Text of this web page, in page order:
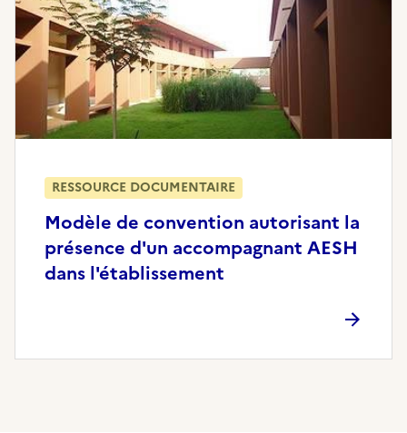
Modèle de convention autorisant la
présence d'un accompagnant AESH
dans l'établissement
RESSOURCE DOCUMENTAIRE